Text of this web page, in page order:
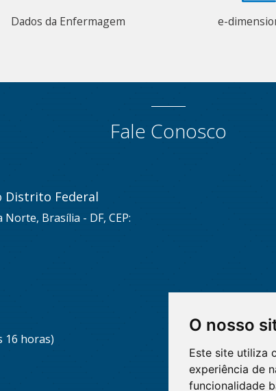
O nosso
Este site utiliza
experiência de
funcionalidade
Dados da Enfermagem e-
Fale Conosco
Distrito Federal
Brasília - DF, CEP:
16 horas)